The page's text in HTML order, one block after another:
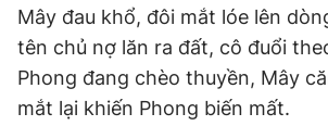
Mây đau khổ, đôi mắt lóe lên
tên chủ nợ lăn ra đất, cô đuổi
Phong đang chèo thuyền, Mây
mắt lại khiến Phong biến mất.